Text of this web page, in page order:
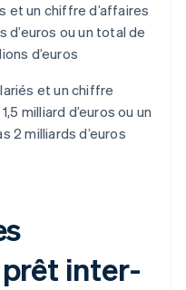
et un chiffre d’affaires
d’euros ou un total de
d’euros
et un chiffre
milliard d’euros ou un
2 milliards d’euros
inter-